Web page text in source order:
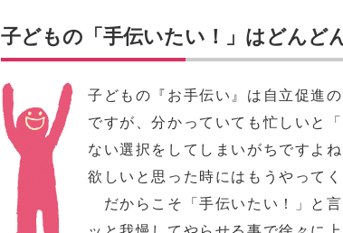
子どもの「手伝いたい！」はどんど
子どもの『お手伝い』は自立促進
ですが、分かっていても忙しいと
ない選択をしてしまいがちですよ
欲しいと思った時にはもうやってく
だからこそ「手伝いたい！」と